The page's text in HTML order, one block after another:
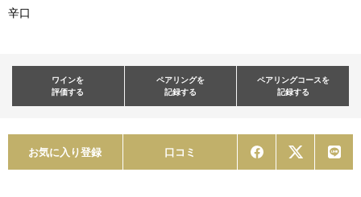
辛口
ワインを
評価する
ペアリングを
記録する
ペアリングコースを
記録する
お気に入り登録 口コミ